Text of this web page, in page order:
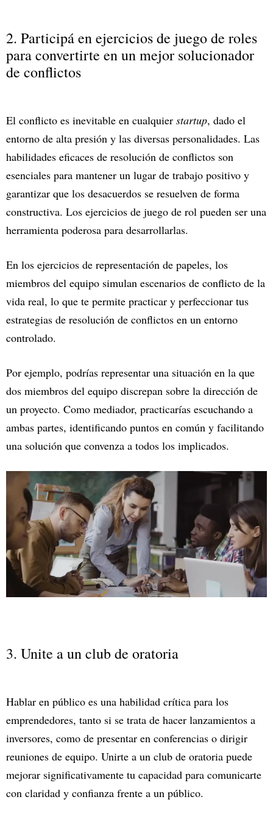
2. Participá en ejercicios de juego de roles
para convertirte en un mejor solucionador
de conflictos
El conflicto es inevitable en cualquier startup, dado el
entorno de alta presión y las diversas personalidades. Las
habilidades eficaces de resolución de conflictos son
esenciales para mantener un lugar de trabajo positivo y
garantizar que los desacuerdos se resuelven de forma
constructiva. Los ejercicios de juego de rol pueden ser una
herramienta poderosa para desarrollarlas.
En los ejercicios de representación de papeles, los
miembros del equipo simulan escenarios de conflicto de la
vida real, lo que te permite practicar y perfeccionar tus
estrategias de resolución de conflictos en un entorno
controlado.
Por ejemplo, podrías representar una situación en la que
dos miembros del equipo discrepan sobre la dirección de
un proyecto. Como mediador, practicarías escuchando a
ambas partes, identificando puntos en común y facilitando
una solución que convenza a todos los implicados.
3. Unite a un club de oratoria
Hablar en público es una habilidad crítica para los
emprendedores, tanto si se trata de hacer lanzamientos a
inversores, como de presentar en conferencias o dirigir
reuniones de equipo. Unirte a un club de oratoria puede
mejorar significativamente tu capacidad para comunicarte
con claridad y confianza frente a un público.